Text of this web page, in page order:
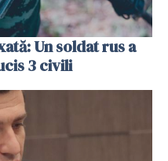
Un soldat rus a
3 civili